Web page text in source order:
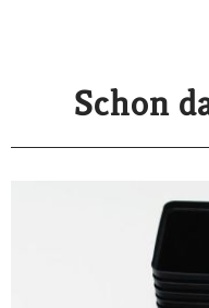
Schon